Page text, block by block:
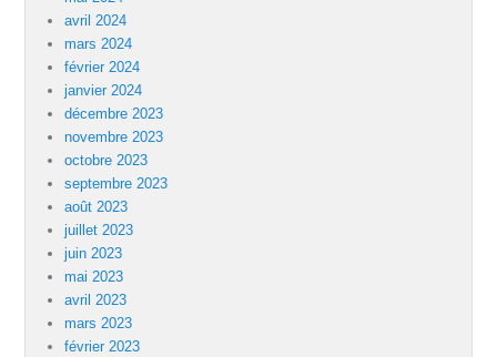
avril 2024
mars 2024
février 2024
janvier 2024
décembre 2023
novembre 2023
octobre 2023
septembre 2023
août 2023
juillet 2023
juin 2023
mai 2023
avril 2023
mars 2023
février 2023